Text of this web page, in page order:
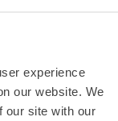
experience
our website. We
our site with our